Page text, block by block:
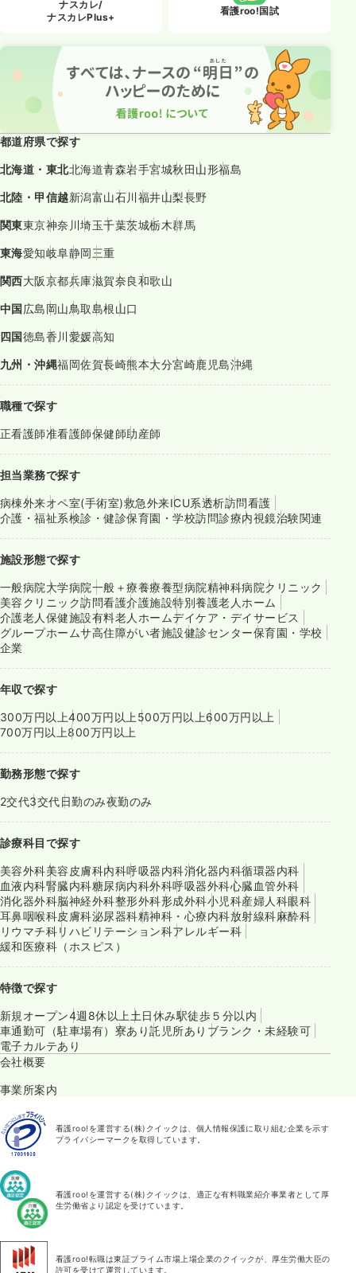
ナスカレ/
ナスカレPlus+
看護roo!国試
都道府県で探す
北海道・東北北海道青森岩手宮城秋田山形福島
北陸・甲信越新潟富山石川福井山梨長野
関東東京神奈川埼玉千葉茨城栃木群馬
東海愛知岐阜静岡三重
関西大阪京都兵庫滋賀奈良和歌山
中国広島岡山鳥取島根山口
四国徳島香川愛媛高知
九州・沖縄福岡佐賀長崎熊本大分宮崎鹿児島沖縄
職種で探す
正看護師准看護師保健師助産師
担当業務で探す
病棟外来オペ室(手術室)救急外来ICU系透析訪問看護
介護・福祉系検診・健診保育園・学校訪問診療内視鏡治験関連
施設形態で探す
一般病院大学病院一般＋療養療養型病院精神科病院クリニック
美容クリニック訪問看護介護施設特別養護老人ホーム
介護老人保健施設有料老人ホームデイケア・デイサービス
グループホームサ高住障がい者施設健診センター保育園・学校
企業
年収で探す
300万円以上400万円以上 500万円以上600万円以上
700万円以上800万円以上
勤務形態で探す
2交代3交代日勤のみ夜勤のみ
診療科目で探す
美容外科美容皮膚科内科呼吸器内科消化器内科循環器内科
血液内科腎臓内科糖尿病内科外科呼吸器外科心臓血管外科
消化器外科脳神経外科整形外科形成外科小児科産婦人科眼科
耳鼻咽喉科皮膚科泌尿器科精神科・心療内科放射線科麻酔科
リウマチ科リハビリテーション科アレルギー科
緩和医療科（ホスピス）
特徴で探す
新規オープン4週8休以上 土日休み駅徒歩５分以内
車通勤可（駐車場有） 寮あり託児所あり ブランク・未経験可
電子カルテあり
会社概要
事業所案内
看護roo!を運営する(株)クイックは、個人情報保護に取り組む企業を示す
プライバシーマークを取得しています。
看護roo!を運営する(株)クイックは、適正な有料職業紹介事業者として厚
生労働省より認定を受けています。
看護roo!転職は東証プライム市場上場企業のクイックが、厚生労働大臣の
許可を受けて運営しています。